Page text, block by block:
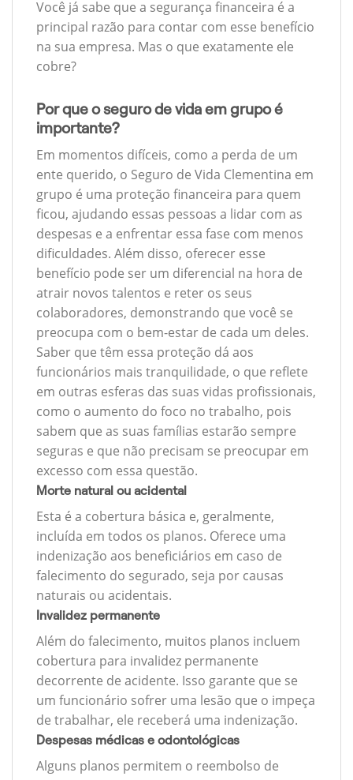
Você já sabe que a segurança financeira é a
principal razão para contar com esse benefício
na sua empresa. Mas o que exatamente ele
cobre?
Por que o seguro de vida em grupo é
importante?
Em momentos difíceis, como a perda de um
ente querido, o Seguro de Vida Clementina em
grupo é uma proteção financeira para quem
ficou, ajudando essas pessoas a lidar com as
despesas e a enfrentar essa fase com menos
dificuldades. Além disso, oferecer esse
benefício pode ser um diferencial na hora de
atrair novos talentos e reter os seus
colaboradores, demonstrando que você se
preocupa com o bem-estar de cada um deles.
Saber que têm essa proteção dá aos
funcionários mais tranquilidade, o que reflete
em outras esferas das suas vidas profissionais,
como o aumento do foco no trabalho, pois
sabem que as suas famílias estarão sempre
seguras e que não precisam se preocupar em
excesso com essa questão.
Morte natural ou acidental
Esta é a cobertura básica e, geralmente,
incluída em todos os planos. Oferece uma
indenização aos beneficiários em caso de
falecimento do segurado, seja por causas
naturais ou acidentais.
Invalidez permanente
Além do falecimento, muitos planos incluem
cobertura para invalidez permanente
decorrente de acidente. Isso garante que se
um funcionário sofrer uma lesão que o impeça
de trabalhar, ele receberá uma indenização.
Despesas médicas e odontológicas
Alguns planos permitem o reembolso de